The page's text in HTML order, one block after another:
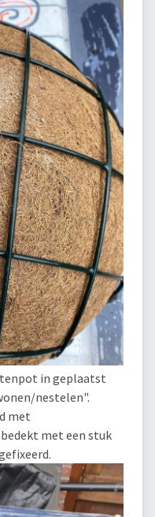
in geplaatst
nestelen".
met
met een stuk